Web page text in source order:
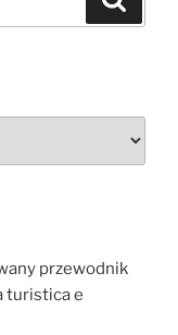
przewodnik
turistica e